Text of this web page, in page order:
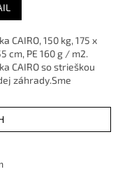
CAIRO, 150 kg, 175 x
cm, PE 160 g / m2.
CAIRO so strieškou
záhrady.Sme